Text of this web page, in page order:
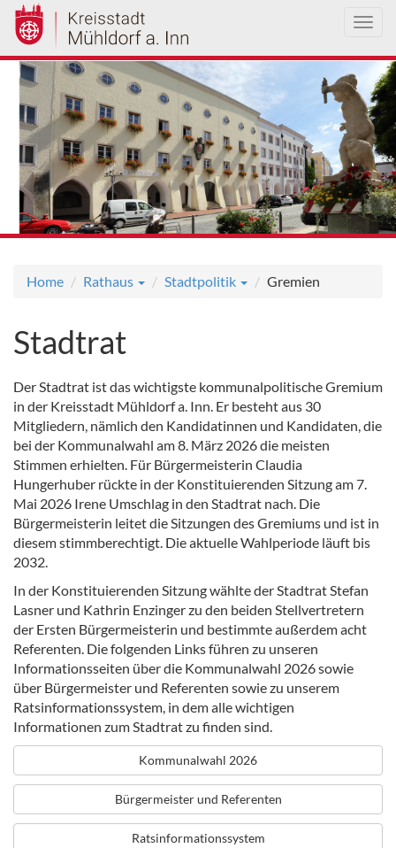
Direkt
zum
Inhalt
Home Rathaus Stadtpolitik Gremien
Stadtrat
Der Stadtrat ist das wichtigste kommunalpolitische Gremium
in der Kreisstadt Mühldorf a. Inn. Er besteht aus 30
Mitgliedern, nämlich den Kandidatinnen und Kandidaten, die
bei der Kommunalwahl am 8. März 2026 die meisten
Stimmen erhielten. Für Bürgermeisterin Claudia
Hungerhuber rückte in der Konstituierenden Sitzung am 7.
Mai 2026 Irene Umschlag in den Stadtrat nach. Die
Bürgermeisterin leitet die Sitzungen des Gremiums und ist in
diesem stimmberechtigt. Die aktuelle Wahlperiode läuft bis
2032.
In der Konstituierenden Sitzung wählte der Stadtrat Stefan
Lasner und Kathrin Enzinger zu den beiden Stellvertretern
der Ersten Bürgermeisterin und bestimmte außerdem acht
Referenten. Die folgenden Links führen zu unseren
Informationsseiten über die Kommunalwahl 2026 sowie
über Bürgermeister und Referenten sowie zu unserem
Ratsinformationssystem, in dem alle wichtigen
Informationen zum Stadtrat zu finden sind.
Kommunalwahl 2026
Bürgermeister und Referenten
Ratsinformationssystem